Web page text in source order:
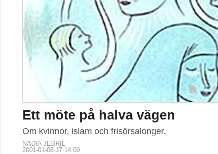
Ett möte på halva vägen
Om kvinnor, islam och frisörsalonger.
NADIA JEBRIL
2001-01-08 17:14:00